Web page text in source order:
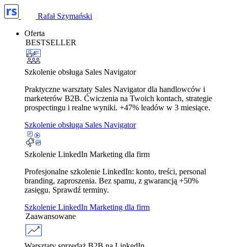
Rafał Szymański
Oferta
BESTSELLER
Szkolenie obsługa Sales Navigator
Praktyczne warsztaty Sales Navigator dla handlowców i
marketerów B2B. Ćwiczenia na Twoich kontach, strategie
prospectingu i realne wyniki. +47% leadów w 3 miesiące.
Szkolenie obsługa Sales Navigator
Szkolenie LinkedIn Marketing dla firm
Profesjonalne szkolenie LinkedIn: konto, treści, personal
branding, zaproszenia. Bez spamu, z gwarancją +50%
zasięgu. Sprawdź terminy.
Szkolenie LinkedIn Marketing dla firm
Zaawansowane